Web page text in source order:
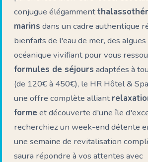
conjugue élégamment
marins dans un cadre authentique
bienfaits de l'eau de mer, des
océanique vivifiant pour vous
formules de séjours adaptées à
(de 120€ à 450€), le HR Hôtel &
une offre complète alliant
forme et découverte d'une île
recherchiez un week-end détente
une semaine de revitalisation
saura répondre à vos attentes avec